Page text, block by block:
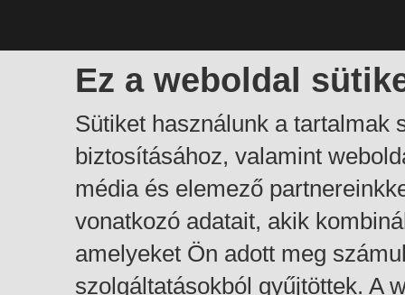
Ez a weboldal
Sütiket használunk a tartalmak
biztosításához, valamint
média és elemező
vonatkozó adatait, akik
amelyeket Ön adott meg
szolgáltatásokból gyűjtöttek. A